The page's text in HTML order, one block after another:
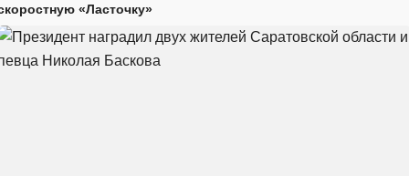
«Ласточку»